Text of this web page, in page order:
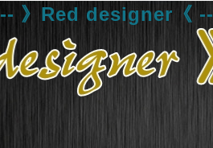
-- 》Red designer《 --